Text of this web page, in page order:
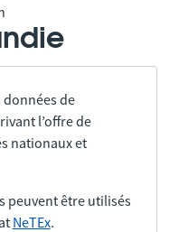
de
l’offre de
nationaux et
peuvent être utilisés
NeTEx.